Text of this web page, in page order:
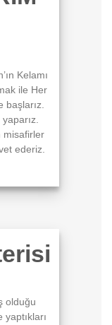
Kelamı
ile Her
başlarız.
yaparız.
misafirler
ederiz.
olduğu